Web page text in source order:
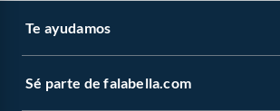
Te ayudamos
Sé parte de falabella.com